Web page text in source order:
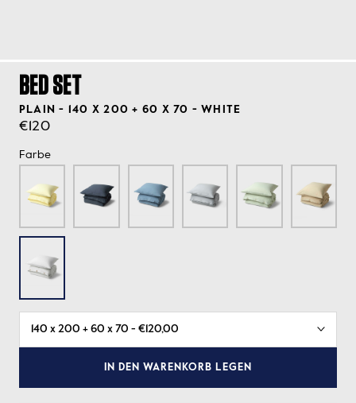
BED SET
PLAIN - 140 X 200 + 60 X 70 - WHITE
€120
Farbe
IN DEN WARENKORB LEGEN